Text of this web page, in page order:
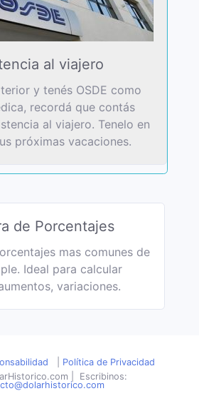
al viajero
y tenés OSDE como
recordá que contás
al viajero. Tenelo en
próximas vacaciones.
de Porcentajes
mas comunes de
Ideal para calcular
variaciones.
Política de Privacidad
Escribinos: